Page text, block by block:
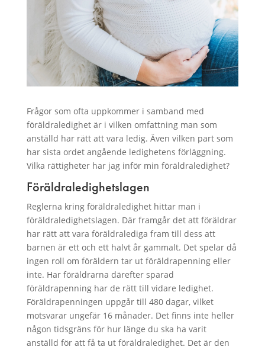
Frågor som ofta uppkommer i samband med
föräldraledighet är i vilken omfattning man som
anställd har rätt att vara ledig. Även vilken part som
har sista ordet angående ledighetens förläggning.
Vilka rättigheter har jag inför min föräldraledighet?
Föräldraledighetslagen
Reglerna kring föräldraledighet hittar man i
föräldraledighetslagen. Där framgår det att föräldrar
har rätt att vara föräldralediga fram till dess att
barnen är ett och ett halvt år gammalt. Det spelar då
ingen roll om föräldern tar ut föräldrapenning eller
inte. Har föräldrarna därefter sparad
föräldrapenning har de rätt till vidare ledighet.
Föräldrapenningen uppgår till 480 dagar, vilket
motsvarar ungefär 16 månader. Det finns inte heller
någon tidsgräns för hur länge du ska ha varit
anställd för att få ta ut föräldraledighet. Det är den